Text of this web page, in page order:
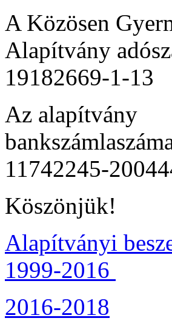
A Közösen
Alapítvány
19182669-1-13
Az alapítvány
11742245-
Köszönjük!
Alapítványi
1999-2016
2016-2018